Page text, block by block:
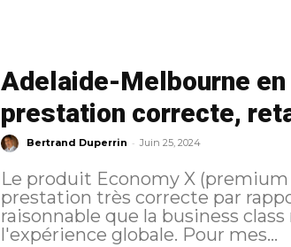
Adelaide-Melbourne
prestation correcte,
Bertrand Duperrin - Juin 25, 2024
Le produit Economy X
prestation très correcte par
raisonnable que la business
l'expérience globale. Pour mes...